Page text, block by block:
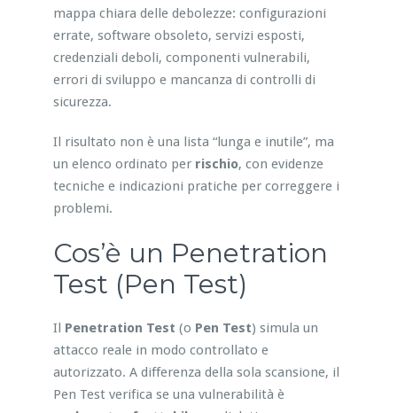
mappa chiara delle debolezze: configurazioni
errate, software obsoleto, servizi esposti,
credenziali deboli, componenti vulnerabili,
errori di sviluppo e mancanza di controlli di
sicurezza.
Il risultato non è una lista “lunga e inutile”, ma
un elenco ordinato per rischio, con evidenze
tecniche e indicazioni pratiche per correggere i
problemi.
Cos’è un Penetration
Test (Pen Test)
Il Penetration Test (o Pen Test) simula un
attacco reale in modo controllato e
autorizzato. A differenza della sola scansione, il
Pen Test verifica se una vulnerabilità è